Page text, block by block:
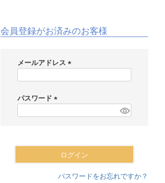
会員登録がお済みのお客様
メールアドレス
)
パスワード
ログイン
パスワードをお忘れですか？